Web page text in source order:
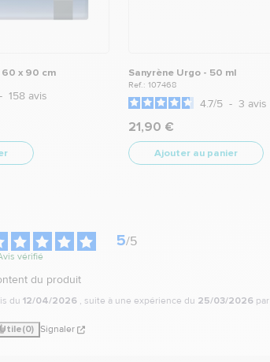
x 90 cm
- 158 avis
Sanyrène Urgo - 50 ml
Ref.: 107468
4.7/5 - 3 avis
21,90 €
Ajouter au panier
5/5
vérifié
du produit
du 12/04/2026 , suite à une expérience du 25/03/2026 par
(0) Signaler